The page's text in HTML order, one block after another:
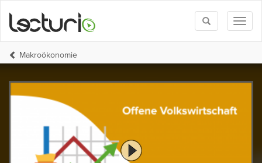
Toggle
search
Makroökonomie